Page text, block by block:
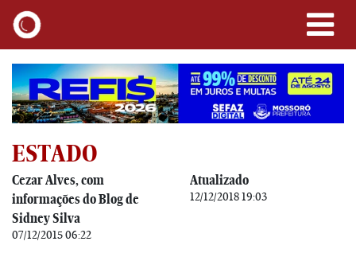
ESTADO
Cezar Alves, com
informações do Blog de
Sidney Silva
07/12/2015 06:22
Atualizado
12/12/2018 19:03